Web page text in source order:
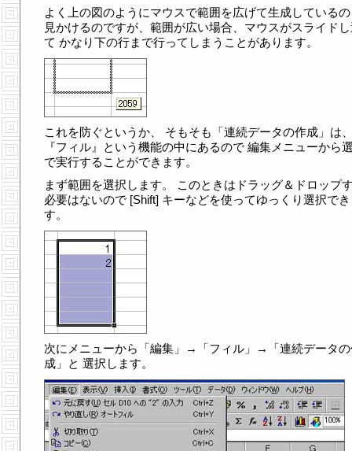
よく上の図のようにマウスで範囲を広げて生成している
見かけるのですが、範囲が広い場合、マウスがスライド
て かなり下の行まで行ってしまうことがあります。
これを防ぐというか、 そもそも「連続データの作成」は
『フィル』という機能の中にあるので 編集メニューから
で実行することができます。
まず範囲を選択します。 このときはドラッグ＆ドロップ
必要はないので [Shift] キーなどを使ってゆっくり選択で
す。
次にメニューから「編集」→「フィル」→「連続データ
成」と 選択します。